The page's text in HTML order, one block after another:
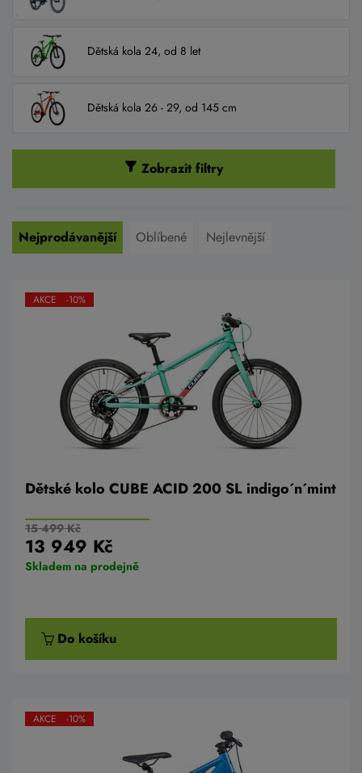
Dětská kola 24, od 8 let
Dětská kola 26 - 29, od 145 cm
Zobrazit filtry
Nejprodávanější Oblíbené Nejlevnější
Dětské kolo CUBE ACID 200 SL indigo´n´mint
AKCE -10%
15 499 Kč
13 949 Kč
Skladem na prodejně
Do košíku
AKCE -10%